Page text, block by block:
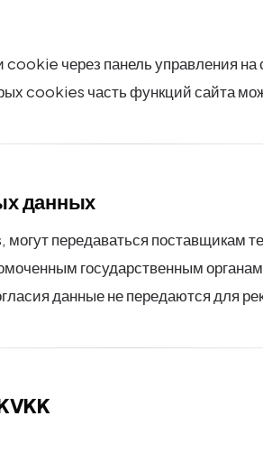
через панель управления на
cookies часть функций сайта
данных
передаваться поставщикам
государственным органам
данные не передаются для